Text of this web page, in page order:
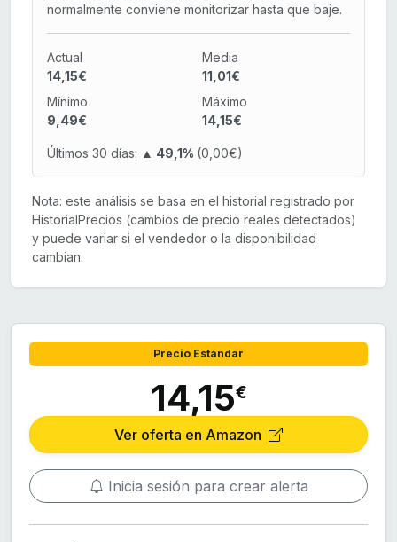
normalmente conviene monitorizar hasta que baje.
Actual
14,15€
Media
11,01€
Mínimo
9,49€
Máximo
14,15€
Últimos 30 días: ▲ 49,1% (0,00€)
Nota: este análisis se basa en el historial registrado por
HistorialPrecios (cambios de precio reales detectados)
y puede variar si el vendedor o la disponibilidad
cambian.
Precio Estándar
14,15€
Ver oferta en Amazon
Inicia sesión para crear alerta